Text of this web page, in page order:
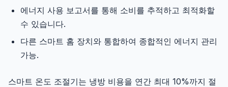
에너지 사용 보고서를 통해 소비를 추적하고 최적화할
수 있습니다.
다른 스마트 홈 장치와 통합하여 종합적인 에너지 관리
가능.
스마트 온도 조절기는 냉방 비용을 연간 최대 10%까지 절